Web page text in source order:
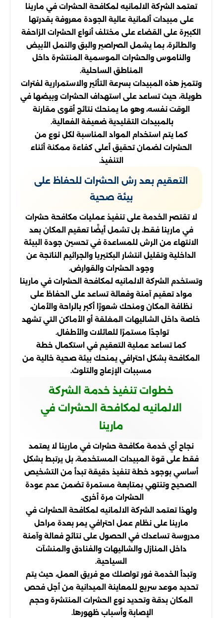
تعتمد الشركة الالمانيه لمكافحة الحشرات في مارينا
على مبيدات ألمانية عالية الجودة معروفة بقدرتها
الكبيرة على القضاء على مختلف أنواع الحشرات الزاحفة
والطائرة، بما يشمل الصراصير والبق والنمل الأبيض
والناموس والحشرات الموسمية المنتشرة داخل
المناطق الساحلية.
وتتميز هذه المبيدات بسرعة التأثير والاستمرارية لفترات
طويلة، حيث تساعد على استهداف الحشرات وبيضها في
الوقت نفسه، وهو ما يمنحك نتائج أقوى مقارنة
بالمبيدات التقليدية ضعيفة الفعالية.
كما يتم استخدام المواد المناسبة لكل نوع من
الحشرات لضمان تحقيق أعلى كفاءة ممكنة أثناء
التنفيذ.
التعقيم بعد رش الحشرات للحفاظ على
بيئة صحية
لا تقتصر الخدمة على تنفيذ عمليات مكافحة حشرات
في مارينا فقط، بل تشمل أيضًا تعقيم المكان بعد
الانتهاء من الرش للمساعدة في تحسين جودة البيئة
الداخلية وتقليل انتشار البكتيريا والجراثيم الناتجة عن
وجود الحشرات والقوارض.
وتستخدم الشركة الالمانيه لمكافحة الحشرات في مارينا
مواد تعقيم آمنة وفعالة تساعد على الحفاظ على
نظافة المكان ومنحك شعورًا أكبر بالراحة والأمان،
خاصة داخل الشاليهات المغلقة أو الأماكن التي تشهد
تواجدًا مستمرًا للعائلات والأطفال.
كما تساعد عملية التعقيم في استكمال خطة
المكافحة بشكل احترافي يمنحك بيئة صحية خالية من
مسببات الإزعاج والتلوث.
خطوات تنفيذ خدمة الشركة
الالمانيه لمكافحة الحشرات في
مارينا
نجاح أي خدمة مكافحة حشرات في مارينا لا يعتمد
فقط على قوة المبيدات المستخدمة، بل يرتبط بشكل
أساسي بوجود خطة تنفيذ دقيقة تبدأ من التشخيص
الصحيح وتنتهي بمتابعة مستمرة تضمن عدم عودة
الحشرات مرة أخرى.
ولهذا تعتمد الشركة الالمانيه لمكافحة الحشرات في
مارينا على نظام عمل احترافي يمر بعدة مراحل
مدروسة تساعدك في الحصول على نتائج فعالة وآمنة
داخل المنازل والشاليهات والفنادق والمنشآت
السياحية.
وتبدأ الخدمة فور تواصلك مع فريق العمل، حيث يتم
تحديد موعد سريع للمعاينة الميدانية من أجل فحص
المكان بدقة وتحديد نوع الحشرات المنتشرة وحجم
الإصابة وأسباب ظهورها.